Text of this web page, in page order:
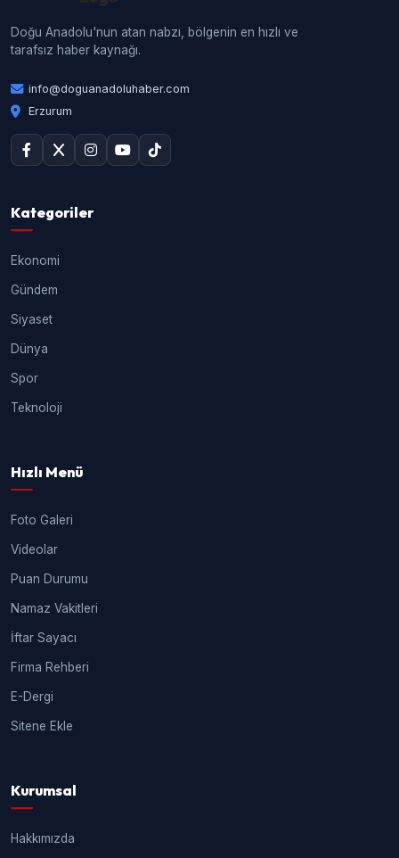
Doğu Anadolu'nun atan nabzı, bölgenin en hızlı ve
tarafsız haber kaynağı.
info@doguanadoluhaber.com
Erzurum
Kategoriler
Ekonomi
Gündem
Siyaset
Dünya
Spor
Teknoloji
Hızlı Menü
Foto Galeri
Videolar
Puan Durumu
Namaz Vakitleri
İftar Sayacı
Firma Rehberi
E-Dergi
Sitene Ekle
Kurumsal
Hakkımızda